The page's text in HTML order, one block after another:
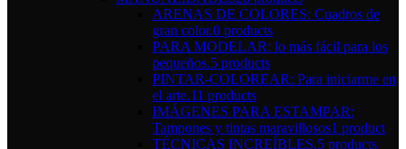
ARENAS DE COLORES: Cuadros de
gran color.0 products
PARA MODELAR: lo más fácil para los
pequeños.5 products
PINTAR-COLOREAR: Para iniciarme en
el arte.11 products
IMÁGENES PARA ESTAMPAR:
Tampones y tintas maravillosos1 product
TÉCNICAS INCREÍBLES.5 products